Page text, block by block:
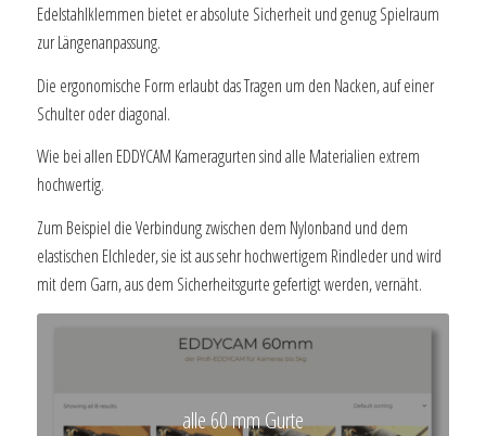
Edelstahlklemmen bietet er absolute Sicherheit und genug Spielraum
zur Längenanpassung.
Die ergonomische Form erlaubt das Tragen um den Nacken, auf einer
Schulter oder diagonal.
Wie bei allen EDDYCAM Kameragurten sind alle Materialien extrem
hochwertig.
Zum Beispiel die Verbindung zwischen dem Nylonband und dem
elastischen Elchleder, sie ist aus sehr hochwertigem Rindleder und wird
mit dem Garn, aus dem Sicherheitsgurte gefertigt werden, vernäht.
alle 60 mm Gurte